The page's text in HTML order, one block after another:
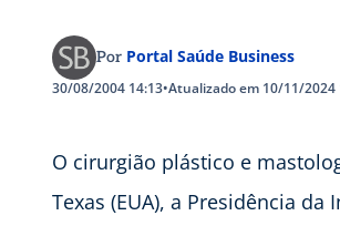
Por Portal Saúde Business
30/08/2004 14:13•Atualizado em 10/11/2024
O cirurgião plástico e
Texas (EUA), a Presidência